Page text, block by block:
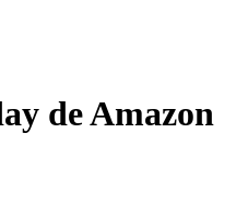
de Amazon